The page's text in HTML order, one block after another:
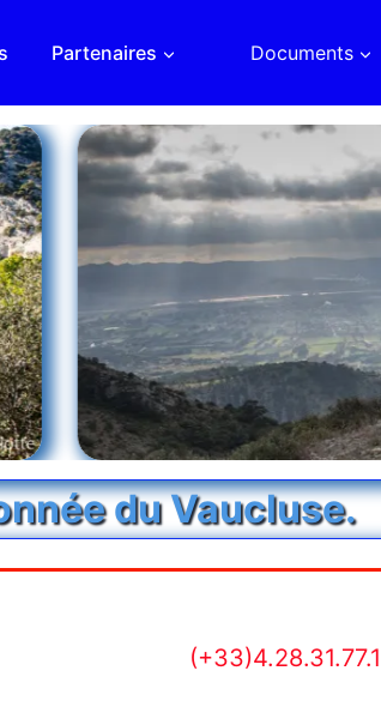
Partenaires Documents
du Vaucluse.